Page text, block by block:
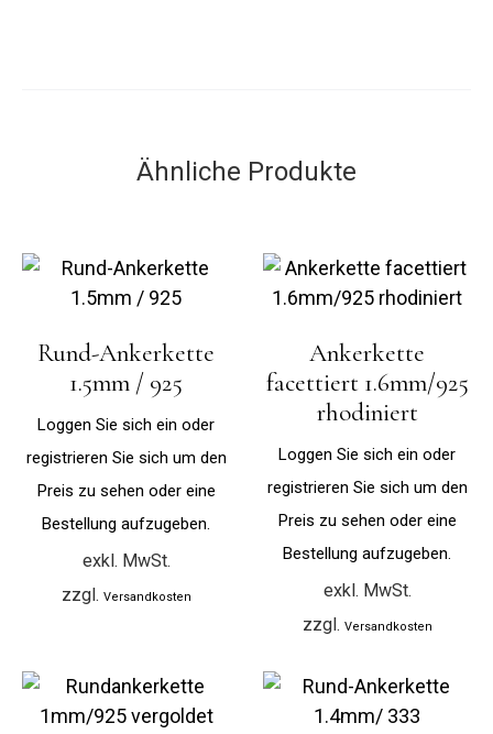
Ähnliche Produkte
Rund-Ankerkette
1.5mm / 925
Loggen Sie sich ein oder
registrieren Sie sich um den
Preis zu sehen oder eine
Bestellung aufzugeben.
exkl. MwSt.
zzgl. Versandkosten
Ankerkette
facettiert 1.6mm/925
rhodiniert
Loggen Sie sich ein oder
registrieren Sie sich um den
Preis zu sehen oder eine
Bestellung aufzugeben.
exkl. MwSt.
zzgl. Versandkosten